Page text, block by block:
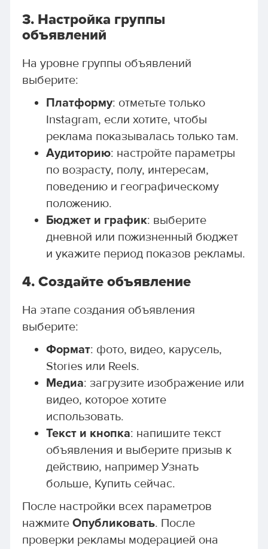
3. Настройка группы
объявлений
На уровне группы объявлений
выберите:
Платформу: отметьте только
Instagram, если хотите, чтобы
реклама показывалась только там.
Аудиторию: настройте параметры
по возрасту, полу, интересам,
поведению и географическому
положению.
Бюджет и график: выберите
дневной или пожизненный бюджет
и укажите период показов рекламы.
4. Создайте объявление
На этапе создания объявления
выберите:
Формат: фото, видео, карусель,
Stories или Reels.
Медиа: загрузите изображение или
видео, которое хотите
использовать.
Текст и кнопка: напишите текст
объявления и выберите призыв к
действию, например Узнать
больше, Купить сейчас.
После настройки всех параметров
нажмите Опубликовать. После
проверки рекламы модерацией она